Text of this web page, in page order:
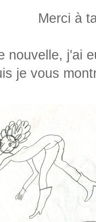
Merci à
nouvelle, j'ai
je vous